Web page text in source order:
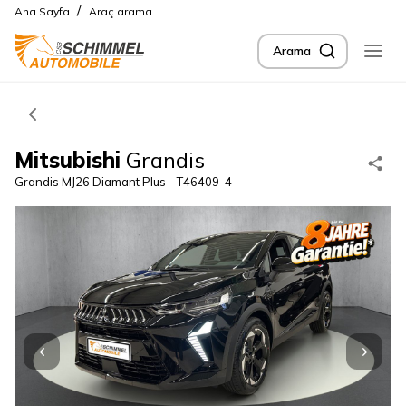
Ana Sayfa / Araç arama
Arama
Mitsubishi Grandis
Grandis MJ26 Diamant Plus - T46409-4